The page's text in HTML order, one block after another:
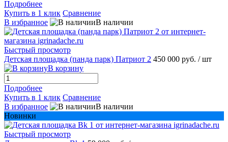
Подробнее
Купить в 1 клик Сравнение
В избранное
В наличии
Быстрый просмотр
Детская площадка (панда парк) Патриот 2 450 000 руб. / шт
В корзину
Подробнее
Купить в 1 клик Сравнение
В избранное
В наличии
Новинки
Быстрый просмотр